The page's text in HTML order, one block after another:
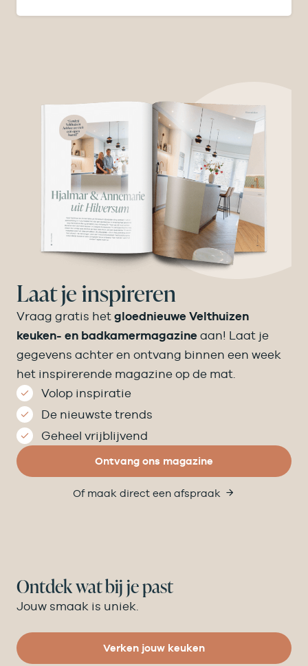
Laat je inspireren
Vraag gratis het gloednieuwe Velthuizen
keuken- en badkamermagazine aan! Laat je
gegevens achter en ontvang binnen een week
het inspirerende magazine op de mat.
Volop inspiratie
De nieuwste trends
Geheel vrijblijvend
Ontvang ons magazine
Of maak direct een afspraak
Ontdek wat bij je past
Jouw smaak is uniek.
Verken jouw keuken